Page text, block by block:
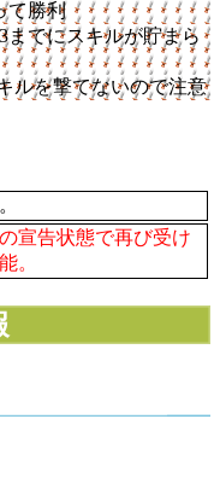
て勝利
までにスキルが貯まら
ルを撃てないので注意
宣告状態で再び受け
。